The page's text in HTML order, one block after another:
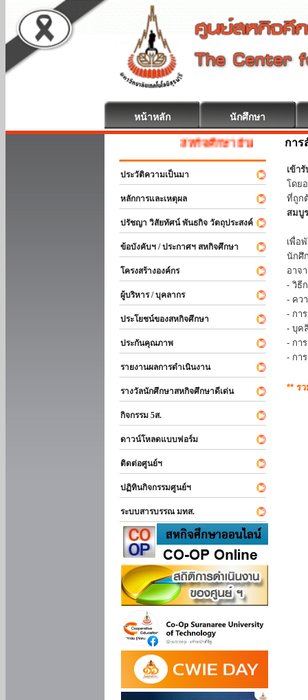
หน้าหลัก นักศึกษา
สหกิจศึกษา ยินดีต้อนรับ
ประวัติความเป็นมา
หลักการและเหตุผล
ปรัชญา วิสัยทัศน์ พันธกิจ วัตถุประสงค์
ข้อบังคับฯ / ประกาศฯ สหกิจศึกษา
โครงสร้างองค์กร
ผู้บริหาร / บุคลากร
ประโยชน์ของสหกิจศึกษา
ประกันคุณภาพ
รายงานผลการดำเนินงาน
รางวัลนักศึกษาสหกิจศึกษาดีเด่น
กิจกรรม 5ส.
ดาวน์โหลดแบบฟอร์ม
ติดต่อศูนย์ฯ
ปฏิทินกิจกรรมศูนย์ฯ
ระบบสารบรรณ มทส.
การ
เข้า
โดย
ที่ถูก
สมบู
เพื่อ
นักศึ
อาจ
- วิธี
- คว
- กา
- บุค
- กา
- กา
** ร